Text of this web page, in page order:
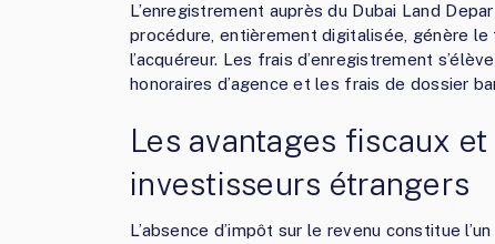
L’enregistrement auprès du Dubai Land
procédure, entièrement digitalisée, génère
l’acquéreur. Les frais d’enregistrement
honoraires d’agence et les frais de dossier
Les avantages fiscaux
investisseurs étrangers
L’absence d’impôt sur le revenu constitue